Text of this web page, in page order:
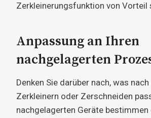
Zerkleinerungsfunktion von Vorteil
Anpassung an Ihren
nachgelagerten
Denken Sie darüber nach, was
Zerkleinern oder Zerschneiden
nachgelagerten Geräte bestimmen